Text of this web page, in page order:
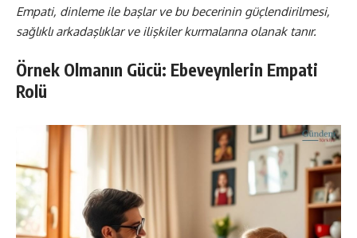
Empati, dinleme ile başlar ve bu becerinin güçlendirilmesi,
sağlıklı arkadaşlıklar ve ilişkiler kurmalarına olanak tanır.
Örnek Olmanın Gücü: Ebeveynlerin Empati
Rolü